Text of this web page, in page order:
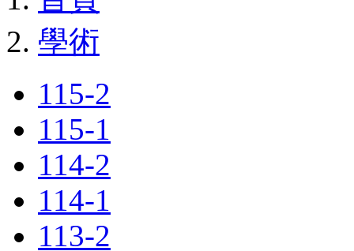
學術
115-2
115-1
114-2
114-1
113-2